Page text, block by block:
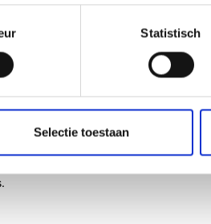
Statistisch
Selectie toestaan
te beperken en winsten te
standaard een OCO-relatie.
verschil is dat de conditie niet door
gestuurd. Indien een van de twee
een geautomatiseerde strategie
zijn bedoeld om marktimpact te